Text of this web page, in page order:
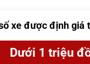
xe được định giá
Dưới 1 triệu